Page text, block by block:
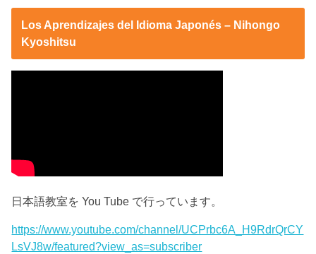
Los Aprendizajes del Idioma Japonés – Nihongo
Kyoshitsu
日本語教室を You Tube で行っています。
https://www.youtube.com/channel/UCPrbc6A_H9RdrQrCY
LsVJ8w/featured?view_as=subscriber